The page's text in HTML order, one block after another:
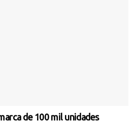
de 100 mil unidades